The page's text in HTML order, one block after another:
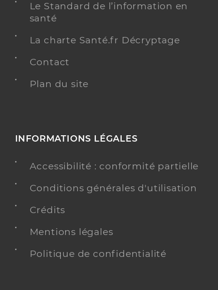
Le Standard de l’information en
santé
La charte Santé.fr Décryptage
Contact
Plan du site
INFORMATIONS LÉGALES
Accessibilité : conformité partielle
Conditions générales d'utilisation
Crédits
Mentions légales
Politique de confidentialité